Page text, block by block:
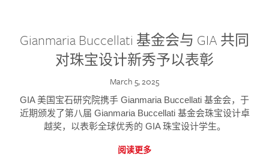
Gianmaria Buccellati 基金会与 GIA 共同
对珠宝设计新秀予以表彰
March 5, 2025
GIA 美国宝石研究院携手 Gianmaria Buccellati 基金会，于
近期颁发了第八届 Gianmaria Buccellati 基金会珠宝设计卓
越奖，以表彰全球优秀的 GIA 珠宝设计学生。
阅读更多